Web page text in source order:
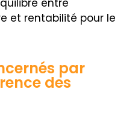
entre
et rentabilité pour le
par
des